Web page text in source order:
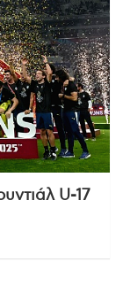
U-17